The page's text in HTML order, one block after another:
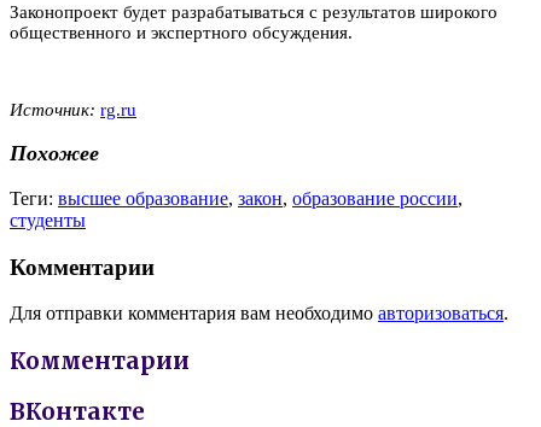
Законопроект будет разрабатываться с результатов широкого
общественного и экспертного обсуждения.
Источник: rg.ru
Похожее
Теги: высшее образование, закон, образование россии,
студенты
Комментарии
Для отправки комментария вам необходимо авторизоваться.
Комментарии
ВКонтакте